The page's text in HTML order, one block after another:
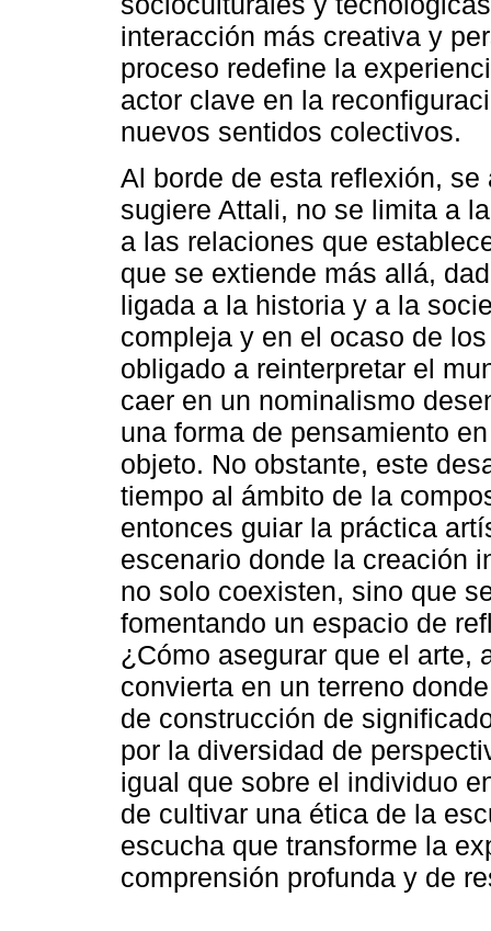
interacción más creativa y
proceso redefine la
actor clave en la
nuevos sentidos colectivos.
Al borde de esta reflexión,
sugiere Attali, no se limita a
a las relaciones que
que se extiende más allá,
ligada a la historia y a la
compleja y en el ocaso de
obligado a reinterpretar el
caer en un nominalismo
una forma de pensamiento
objeto. No obstante, este
tiempo al ámbito de la
entonces guiar la práctica
escenario donde la creación
no solo coexisten, sino que
fomentando un espacio de
¿Cómo asegurar que el arte,
convierta en un terreno
de construcción de
por la diversidad de
igual que sobre el individuo
de cultivar una ética de la
escucha que transforme la
comprensión profunda y de